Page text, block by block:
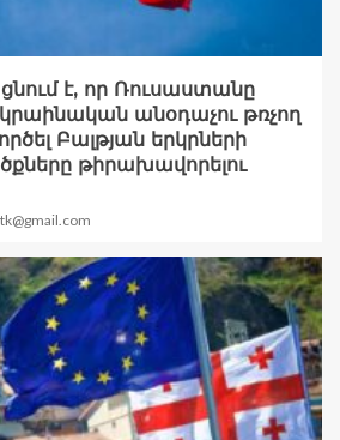
է, որ Ռուսաստանը
անօդաչու թռչող
Բալթյան երկրների
թիրախավորելու